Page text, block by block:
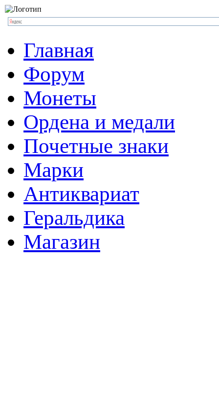
Главная
Форум
Монеты
Ордена и медали
Почетные знаки
Марки
Антиквариат
Геральдика
Магазин